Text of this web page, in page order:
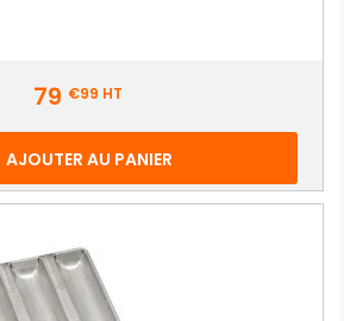
79 €99 HT
AJOUTER AU PANIER